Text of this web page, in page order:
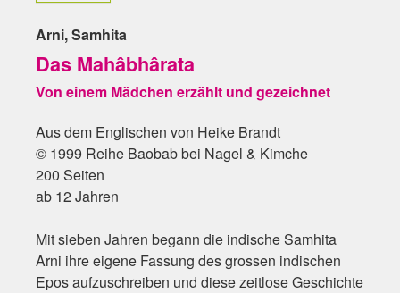
Arni, Samhita
Das Mahâbhârata
Von einem Mädchen erzählt und gezeichnet
Aus dem Englischen von Heike Brandt
© 1999 Reihe Baobab bei Nagel & Kimche
200 Seiten
ab 12 Jahren
Mit sieben Jahren begann die indische Samhita
Arni ihre eigene Fassung des grossen indischen
Epos aufzuschreiben und diese zeitlose Geschichte